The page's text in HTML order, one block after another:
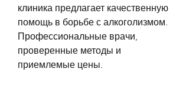
клиника предлагает качественную
помощь в борьбе с алкоголизмом.
Профессиональные врачи,
проверенные методы и
приемлемые цены.